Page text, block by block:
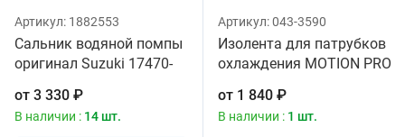
Артикул: 1882553
Сальник водяной помпы
оригинал Suzuki 17470-
от 3 330 ₽
В наличии : 14 шт.
Артикул:043-3590
Изолента для патрубков
охлаждения MOTION PRO
от 1 840₽
В наличии : 1 шт.